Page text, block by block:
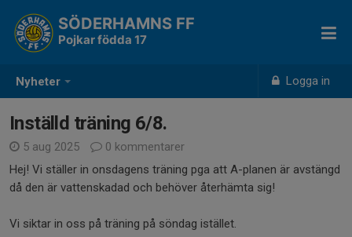
Nyheter Logga in
SÖDERHAMNS FF
Pojkar födda 17
Inställd träning 6/8.
5 aug 2025
0 kommentarer
Hej! Vi ställer in onsdagens träning pga att A-planen är avstängd
då den är vattenskadad och behöver återhämta sig!
Vi siktar in oss på träning på söndag istället.